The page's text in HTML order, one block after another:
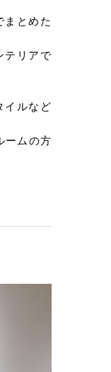
まとめた
テリアで
イルなど
ームの方